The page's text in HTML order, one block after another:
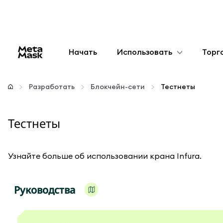
Начать Использовать
Настроить
Оставайтесь в безопасности
Разработать Блокчейн-сети Тестнеты
Тестнеты
Узнайте больше об использовании крана Infura.
Руководства